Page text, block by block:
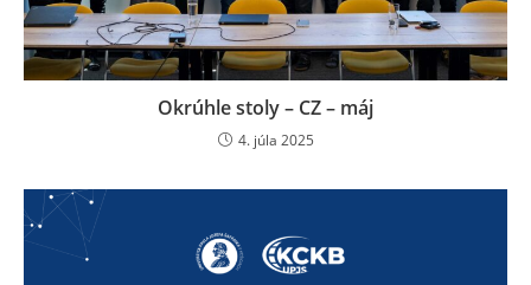
Okrúhle stoly – CZ – máj
4. júla 2025